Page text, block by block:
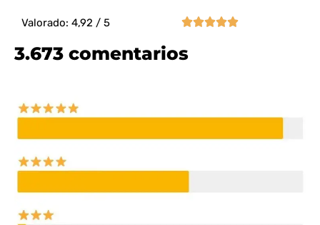
Valorado: 4,92 / 5 
3.673 comentarios